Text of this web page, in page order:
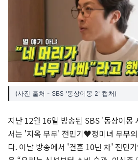
(사진 출처 - SBS '동상이몽 2' 캡처)
지난 12월 16일 방송된 SBS '동상이몽
서는 '지옥 부부' 전민기♥정미녀 부부
다. 이날 방송에서 '결혼 10년 차' 전민